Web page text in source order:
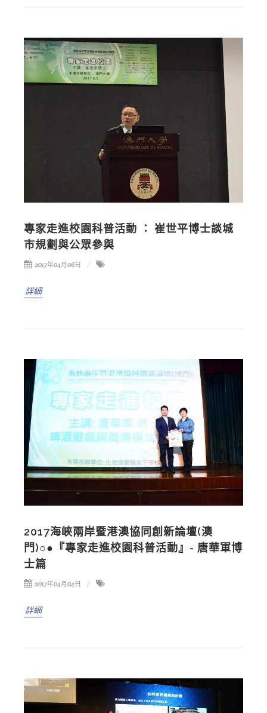
專家走進校園科普活動 ： 崔世平博士談城
市規劃與公眾參與
2017年04月06日
詳細
2017海峽兩岸暨港澳協同創新論壇(澳
門)○●『專家走進校園科普活動』- 唐華軍博
士篇
2017年04月04日
詳細